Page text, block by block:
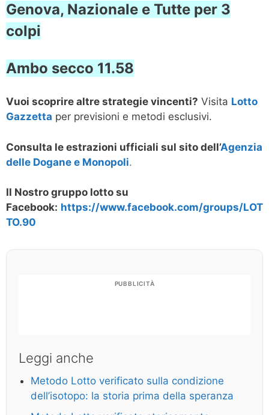
Genova, Nazionale e Tutte per 3
colpi
Ambo secco 11.58
Vuoi scoprire altre strategie vincenti? Visita Lotto
Gazzetta per previsioni e metodi esclusivi.
Consulta le estrazioni ufficiali sul sito dell’Agenzia
delle Dogane e Monopoli.
Il Nostro gruppo lotto su
Facebook: https://www.facebook.com/groups/LOT
TO.90
PUBBLICITÀ
Leggi anche
Metodo Lotto verificato sulla condizione
dell’isotopo: la storia prima della speranza